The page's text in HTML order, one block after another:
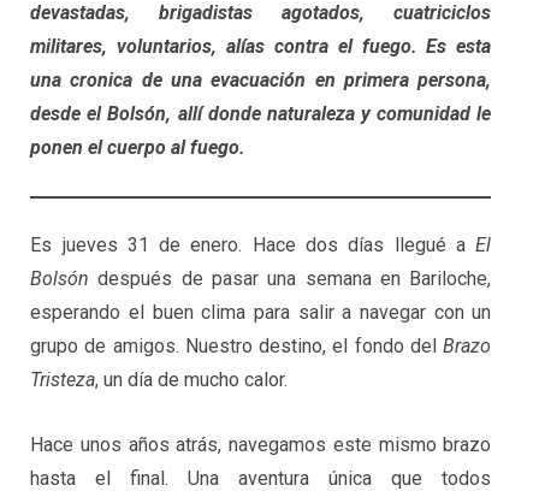
devastadas, brigadistas agotados, cuatriciclos
militares, voluntarios, alías contra el fuego. Es esta
una cronica de una evacuación en primera persona,
desde el Bolsón, allí donde naturaleza y comunidad le
ponen el cuerpo al fuego.
Es jueves 31 de enero. Hace dos días llegué aEl
Bolsón después de pasar una semana en Bariloche,
esperando el buen clima para salir a navegar con un
grupo de amigos. Nuestro destino, el fondo delBrazo
Tristeza, un día de mucho calor.
Hace unos años atrás, navegamos este mismo brazo
hasta el final. Una aventura única que todos